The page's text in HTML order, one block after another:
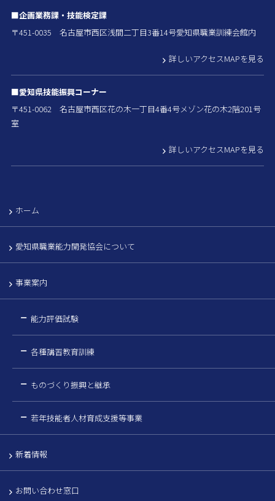
■企画業務課・技能検定課
〒451-0035 名古屋市西区浅間二丁目3番14号愛知県職業訓練会館内
詳しいアクセスMAPを見る
■愛知県技能振興コーナー
〒451-0062 名古屋市西区花の木一丁目4番4号メゾン花の木2階201号
室
詳しいアクセスMAPを見る
ホーム
愛知県職業能力開発協会について
事業案内
能力評価試験
各種講習教育訓練
ものづくり振興と継承
若年技能者人材育成支援等事業
新着情報
お問い合わせ窓口